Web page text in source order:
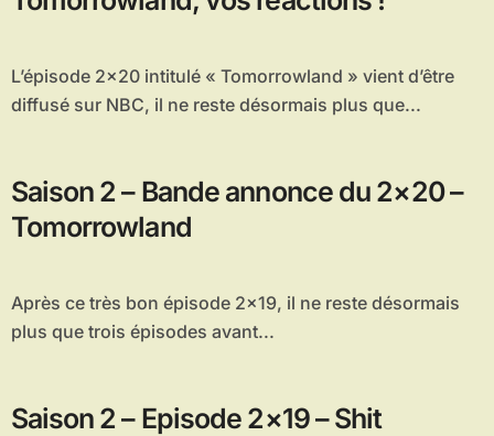
L’épisode 2×20 intitulé « Tomorrowland » vient d’être
diffusé sur NBC, il ne reste désormais plus que...
Saison 2 – Bande annonce du 2×20 –
Tomorrowland
Après ce très bon épisode 2×19, il ne reste désormais
plus que trois épisodes avant...
Saison 2 – Episode 2×19 – Shit